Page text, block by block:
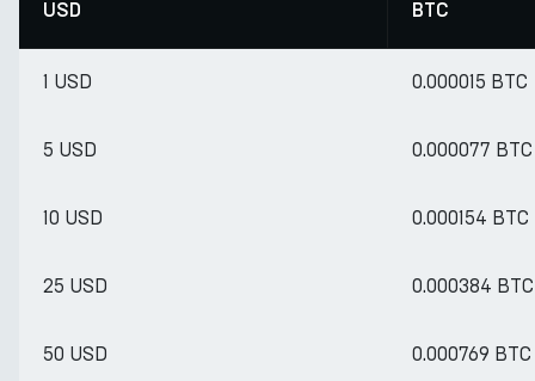
USD BTC
1 USD 0.000015 BTC
5 USD 0.000077 BTC
10 USD 0.000154 BTC
25 USD 0.000384 BTC
50 USD 0.000769 BTC